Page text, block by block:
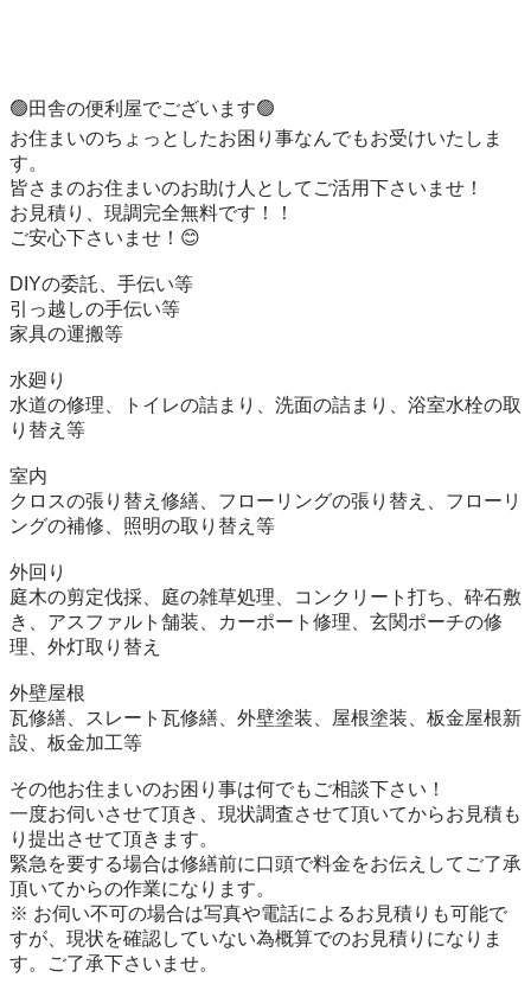
🟢田舎の便利屋でございます🟢
お住まいのちょっとしたお困り事なんでもお受けいたしま
す。
皆さまのお住まいのお助け人としてご活用下さいませ！
お見積り、現調完全無料です！！
ご安心下さいませ！😊
DIYの委託、手伝い等
引っ越しの手伝い等
家具の運搬等
水廻り
水道の修理、トイレの詰まり、洗面の詰まり、浴室水栓の取
り替え等
室内
クロスの張り替え修繕、フローリングの張り替え、フローリ
ングの補修、照明の取り替え等
外回り
庭木の剪定伐採、庭の雑草処理、コンクリート打ち、砕石敷
き、アスファルト舗装、カーポート修理、玄関ポーチの修
理、外灯取り替え
外壁屋根
瓦修繕、スレート瓦修繕、外壁塗装、屋根塗装、板金屋根新
設、板金加工等
その他お住まいのお困り事は何でもご相談下さい！
一度お伺いさせて頂き、現状調査させて頂いてからお見積も
り提出させて頂きます。
緊急を要する場合は修繕前に口頭で料金をお伝えしてご了承
頂いてからの作業になります。
※ お伺い不可の場合は写真や電話によるお見積りも可能で
すが、現状を確認していない為概算でのお見積りになりま
す。ご了承下さいませ。